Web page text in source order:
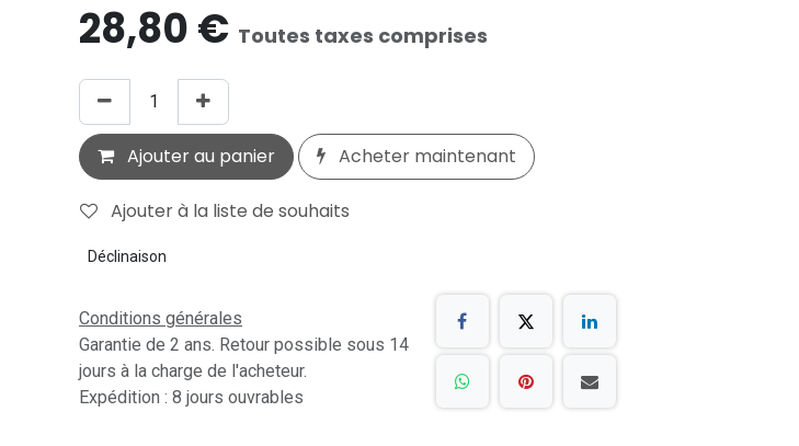
28,80€ Toutes taxes comprises
Ajouter au panier Acheter maintenant
Ajouter à la liste de souhaits
Déclinaison
Conditions générales
Garantie de 2 ans. Retour possible sous 14
jours à la charge de l'acheteur.
Expédition : 8 jours ouvrables